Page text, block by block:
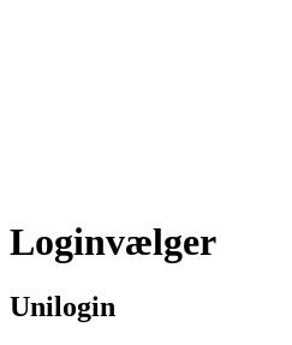
Loginvælger
Unilogin